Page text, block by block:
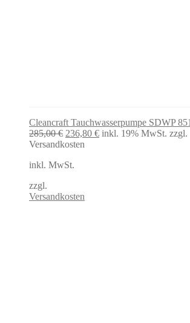
Cleancraft Tauchwasserpumpe SDWP
285,00€ Ursprünglicher
Preis
285,00 €
236,80 €Aktueller
inkl. 19% MwSt. zzgl.
Versandkosten
inkl. MwSt.
zzgl.
Versandkosten